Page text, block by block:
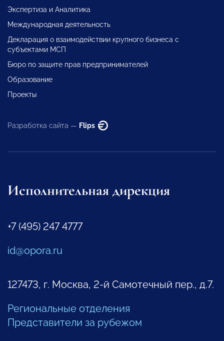
Экспертиза и Аналитика
Международная деятельность
Декларация о взаимодействии крупного бизнеса с
субъектами МСП
Бюро по защите прав предпринимателей
Образование
Проекты
Разработка сайта — Flips
Исполнительная дирекция
+7 (495) 247 4777
id@opora.ru
127473, г. Москва, 2-й Самотечный пер., д.7.
Региональные отделения
Представители за рубежом